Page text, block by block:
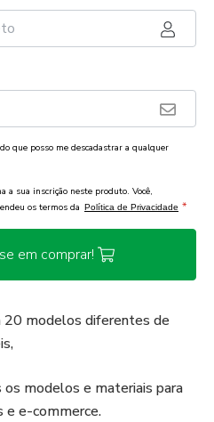
que posso me descadastrar a qualquer
a sua inscrição neste produto. Você,
os termos da Política de Privacidade *
em comprar!
20 modelos diferentes de
modelos e materiais para
e e-commerce.